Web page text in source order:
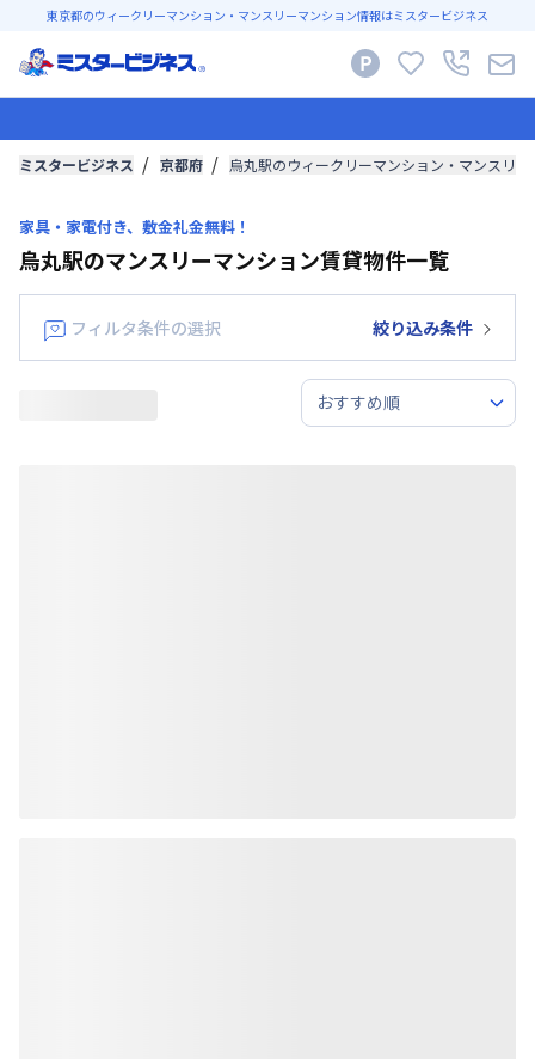
東京都のウィークリーマンション・マンスリーマンション情報はミスタービジネス
ミスタービジネス 京都府 烏丸駅のウィークリーマンション・マンスリ
家具・家電付き、敷金礼金無料！
烏丸駅のマンスリーマンション賃貸物件一覧
フィルタ条件の選択 絞り込み条件